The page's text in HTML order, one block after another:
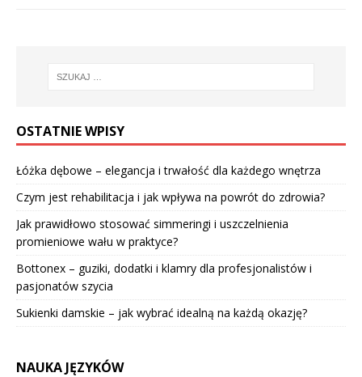
OSTATNIE WPISY
Łóżka dębowe – elegancja i trwałość dla każdego wnętrza
Czym jest rehabilitacja i jak wpływa na powrót do zdrowia?
Jak prawidłowo stosować simmeringi i uszczelnienia
promieniowe wału w praktyce?
Bottonex – guziki, dodatki i klamry dla profesjonalistów i
pasjonatów szycia
Sukienki damskie – jak wybrać idealną na każdą okazję?
NAUKA JĘZYKÓW